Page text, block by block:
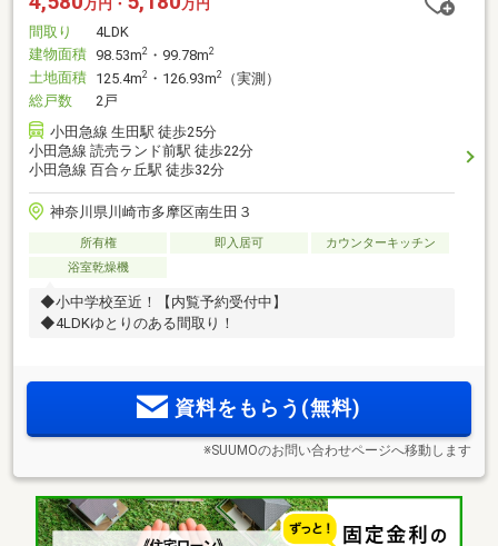
万円・
万円
間取り
4LDK
建物面積 98.53m2 ・99.78m2
土地面積 125.4m2 ・126.93m2
（実測）
総戸数
2戸
小田急線 生田駅 徒歩25分
小田急線 読売ランド前駅 徒歩22分
小田急線 百合ヶ丘駅 徒歩32分
神奈川県川崎市多摩区南生田３
所有権 即入居可
カウンターキッチン
浴室乾燥機
◆小中学校至近！【内覧予約受付中】
◆4LDKゆとりのある間取り！
資料をもらう(無料)
※SUUMOのお問い合わせページへ移動します